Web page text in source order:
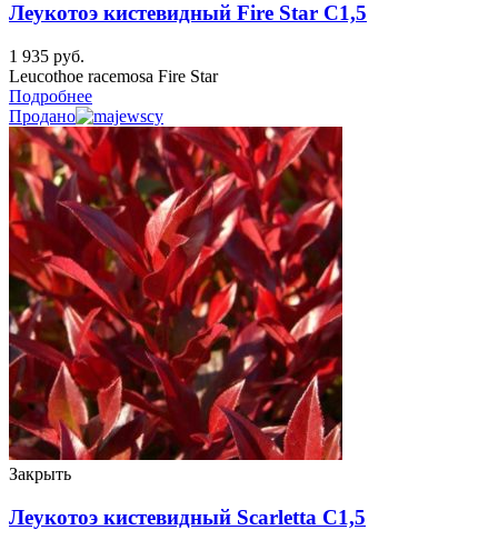
Леукотоэ кистевидный Fire Star C1,5
1 935 руб.
Leucothoe racemosa Fire Star
Подробнее
Продано
Закрыть
Леукотоэ кистевидный Scarletta C1,5